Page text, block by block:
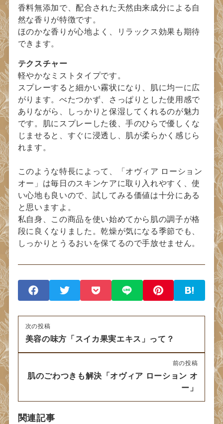
香料無添加で、配合された天然由来成分による自
然な香りが特徴です。
ほのかな香りが心地よく、リラックス効果も期待
できます。
テクスチャー
軽やかなミストタイプです。
スプレーすると細かい霧状になり、肌に均一に広
がります。べたつかず、さっぱりとした使用感で
ありながら、しっかりと保湿してくれるのが魅力
です。肌にスプレーした後、手のひらで優しくな
じませると、すぐに浸透し、肌が柔らかく感じら
れます。
このような特長によって、「オヴィア ローション
オー」は毎日のスキンケアに取り入れやすく、使
い心地も良いので、試してみる価値は十分にある
と思いますよ。
私自身、この商品を使い始めてから肌の調子が格
段に良くなりました。乾燥が気になる季節でも、
しっかりとうるおいを保てるので手放せません。
次の投稿
美容の味方「スイカ果実エキス」って？
前の投稿
肌のごわつきも解決「オヴィア ローション オ
ー」
関連記事